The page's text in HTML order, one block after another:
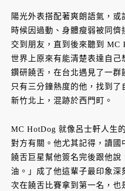
陽光外表搭配著爽朗語氣，
時候因過動、身體瘦弱被同儕
交到朋友，直到後來聽到 MC
世界上原來有能清楚表達自己
鑽研饒舌，在台北遇見了一群
只有三分鐘熱度的他，找到了
新竹北上，混跡於西門町。
MC HotDog 就像呂士軒人生
對方有關。他尤其記得，讀國
饒舌巨星幫他簽名完後跟他說
油。」成了他這輩子最印象深
次在饒舌比賽拿到第一名，也